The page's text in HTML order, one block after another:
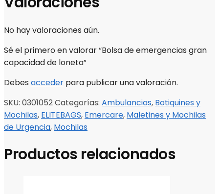
No hay valoraciones aún.
Sé el primero en valorar “Bolsa de emergencias gran
capacidad de loneta”
Debes acceder para publicar una valoración.
SKU: 0301052Categorías: Ambulancias, Botiquines y
Mochilas, ELITEBAGS, Emercare, Maletines y Mochilas
de Urgencia, Mochilas
Productos relacionados